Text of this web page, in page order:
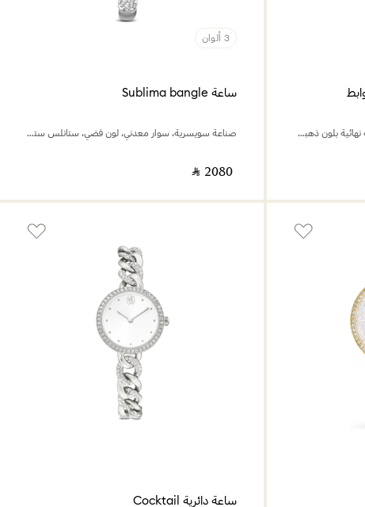
صناعة سويسرية، سوار معدني، لمسة نهائية بلون ذهبي وردي
3 ألوان
ساعة Sublima bangle
صناعة سويسرية، سوار معدني، لون فضي، ستانلس ستيل
‎ ⃁ ⁦2080⁩ ‎
ساعة دائرية Cocktail